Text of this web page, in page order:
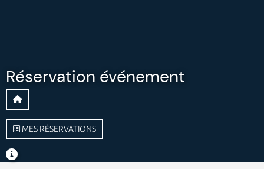
Réservation événement
MES RÉSERVATIONS